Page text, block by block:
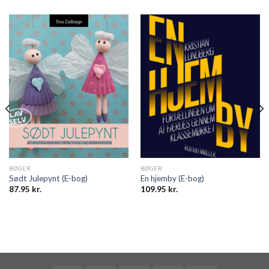
BØGER
Sødt Julepynt (E-bog)
87.95 kr.
BØGER
En hjemby (E-bog)
109.95 kr.